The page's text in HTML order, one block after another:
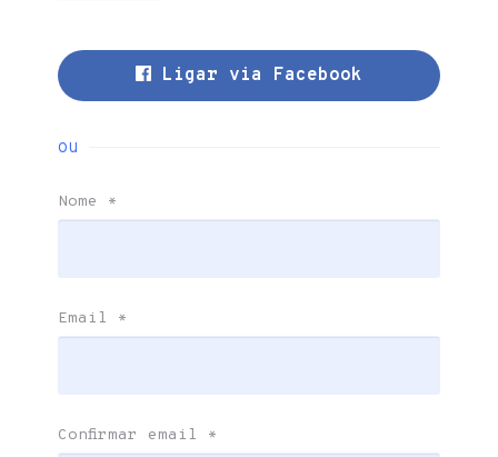
Ligar via Facebook
ou
Nome *
Email *
Confirmar email *